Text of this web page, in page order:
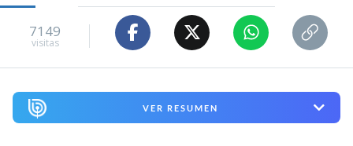
7149
visitas
VER RESUMEN